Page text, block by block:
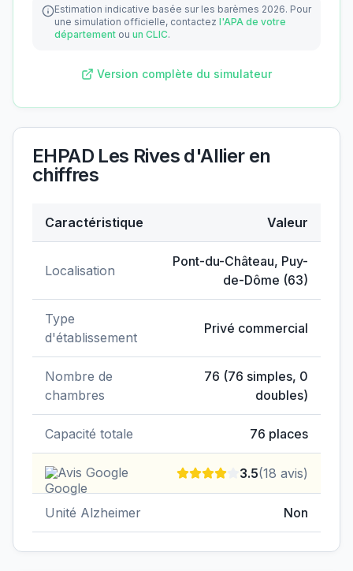
Estimation indicative basée sur les barèmes 2026. Pour
une simulation officielle, contactez l'APA de votre
département ou un CLIC.
Version complète du simulateur
EHPAD Les Rives d'Allieren
chiffres
Caractéristique Valeur
Localisation
Pont-du-Château, Puy-
de-Dôme (63)
Type
d'établissement
Privé commercial
Nombre de
chambres
76 (76 simples, 0
doubles)
Capacité totale 76 places
Avis Google 3.5(18 avis)
Unité Alzheimer Non